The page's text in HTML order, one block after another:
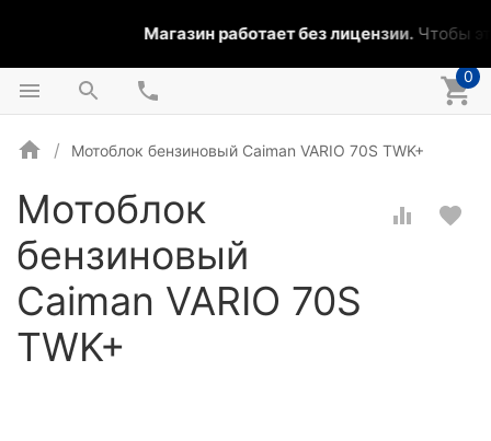
Магазин работает без лицензии.Чтобы
0
Мотоблок бензиновый Caiman VARIO 70S TWK+
Мотоблок
бензиновый
Caiman VARIO 70S
TWK+